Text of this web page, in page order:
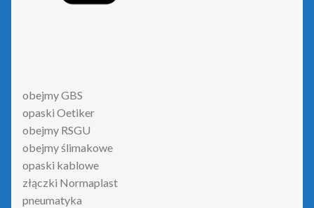
obejmy GBS
opaski Oetiker
obejmy RSGU
obejmy ślimakowe
opaski kablowe
złączki Normaplast
pneumatyka